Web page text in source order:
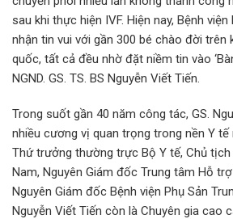
sau khi thực hiện IVF. Hiện nay, Bệnh
nhận tin vui với gần 300 bé chào đời trên
quốc, tất cả đều nhờ đặt niềm tin vào
NGND. GS. TS. BS Nguyễn Viết Tiến.
Trong suốt gần 40 năm công tác, GS.
nhiều cương vị quan trọng trong nền Y tế
Thứ trưởng thường trực Bộ Y tế, Chủ tịch
Nam, Nguyên Giám đốc Trung tâm Hỗ
Nguyên Giám đốc Bệnh viện Phụ Sản
Nguyễn Viết Tiến còn là Chuyên gia cao